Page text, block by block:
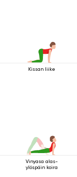
Kissan liike
Vinyasa alas-
ylöspäin koira